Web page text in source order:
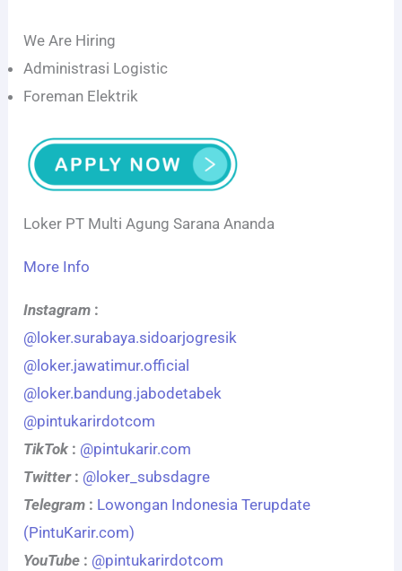
We Are Hiring
Administrasi Logistic
Foreman Elektrik
Loker PT Multi Agung Sarana Ananda
More Info
Instagram :
@loker.surabaya.sidoarjogresik
@loker.jawatimur.official
@loker.bandung.jabodetabek
@pintukarirdotcom
TikTok : @pintukarir.com
Twitter: @loker_subsdagre
Telegram : Lowongan Indonesia Terupdate
(PintuKarir.com)
YouTube : @pintukarirdotcom